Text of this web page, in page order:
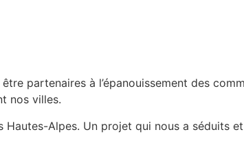
partenaires à l’épanouissement des
nos villes.
Hautes-Alpes. Un projet qui nous a séduits